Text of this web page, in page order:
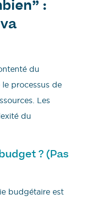
:
du
processus de
Les
du
? (Pas
budgétaire est